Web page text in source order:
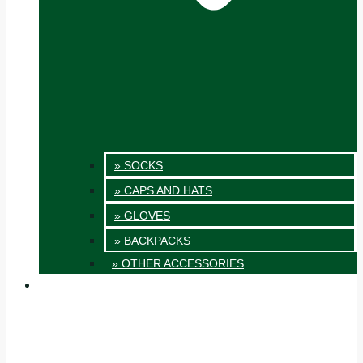
» SOCKS
» CAPS AND HATS
» GLOVES
» BACKPACKS
» OTHER ACCESSORIES